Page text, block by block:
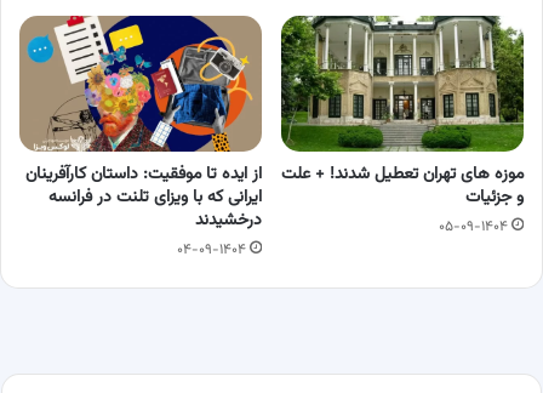
موزه های تهران تعطیل شدند! + علت
و جزئیات
۰۵-۰۹-۱۴۰۴
از ایده تا موفقیت: داستان کارآفرینان
ایرانی که با ویزای تلنت در فرانسه
درخشیدند
۰۴-۰۹-۱۴۰۴